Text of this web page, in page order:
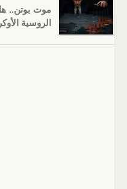
موت بوتن..
الروسية